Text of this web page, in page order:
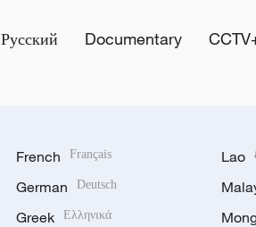
Русский Documentary
French Français
German Deutsch
Greek Ελληνικά
Lao